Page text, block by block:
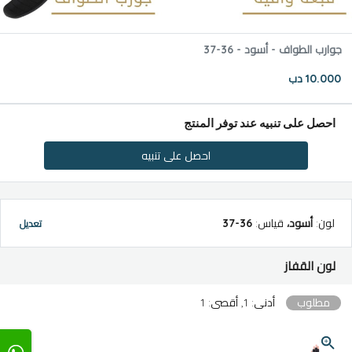
جوارب الطواف - أسود - 36-37
10.000 دب
احصل على تنبيه عند توفر المنتج
احصل على تنبيه
لون: أسود، قياس:
36-37 تعديل
لون القفاز
مطلوب أدنى: 1, أقصى: 1